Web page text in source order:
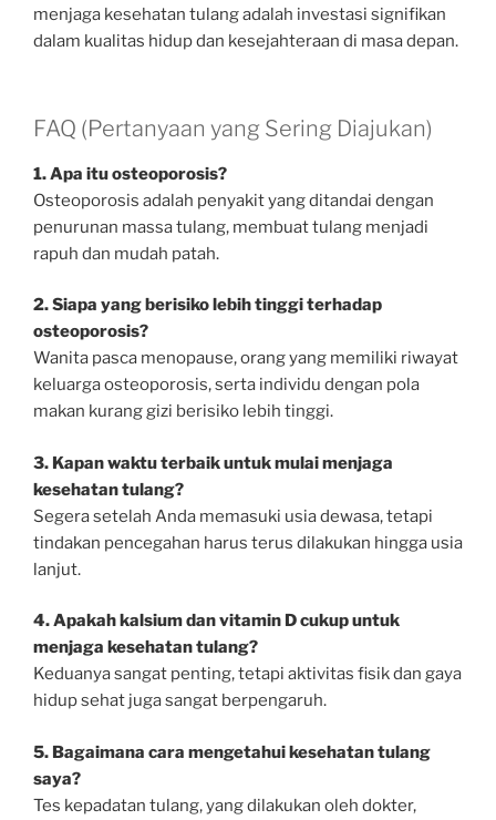
menjaga kesehatan tulang adalah investasi signifikan
dalam kualitas hidup dan kesejahteraan di masa depan.
FAQ (Pertanyaan yang Sering Diajukan)
1. Apa itu osteoporosis?
Osteoporosis adalah penyakit yang ditandai dengan
penurunan massa tulang, membuat tulang menjadi
rapuh dan mudah patah.
2. Siapa yang berisiko lebih tinggi terhadap
osteoporosis?
Wanita pasca menopause, orang yang memiliki riwayat
keluarga osteoporosis, serta individu dengan pola
makan kurang gizi berisiko lebih tinggi.
3. Kapan waktu terbaik untuk mulai menjaga
kesehatan tulang?
Segera setelah Anda memasuki usia dewasa, tetapi
tindakan pencegahan harus terus dilakukan hingga usia
lanjut.
4. Apakah kalsium dan vitamin D cukup untuk
menjaga kesehatan tulang?
Keduanya sangat penting, tetapi aktivitas fisik dan gaya
hidup sehat juga sangat berpengaruh.
5. Bagaimana cara mengetahui kesehatan tulang
saya?
Tes kepadatan tulang, yang dilakukan oleh dokter,